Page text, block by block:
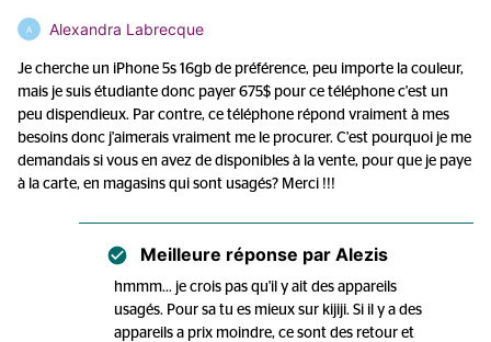
A Alexandra Labrecque
Je cherche un iPhone 5s 16gb de préférence, peu importe la couleur,
mais je suis étudiante donc payer 675$ pour ce téléphone c'est un
peu dispendieux. Par contre, ce téléphone répond vraiment à mes
besoins donc j'aimerais vraiment me le procurer. C'est pourquoi je me
demandais si vous en avez de disponibles à la vente, pour que je paye
à la carte, en magasins qui sont usagés? Merci !!!
Meilleure réponse par Alezis
hmmm... je crois pas qu'il y ait des appareils
usagés. Pour sa tu es mieux sur kijiji. Si il y a des
appareils a prix moindre, ce sont des retour et